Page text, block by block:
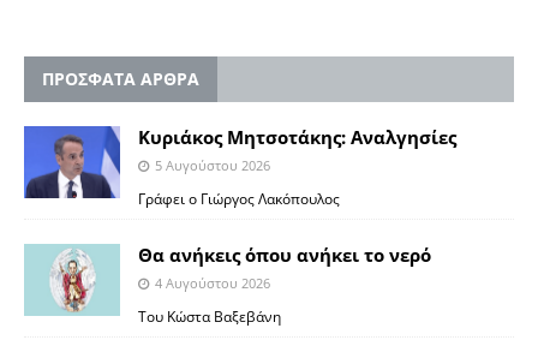
ΠΡΟΣΦΑΤΑ ΑΡΘΡΑ
Κυριάκος Μητσοτάκης: Αναλγησίες
5 Αυγούστου 2026
Γράφει ο Γιώργος Λακόπουλος
Θα ανήκεις όπου ανήκει το νερό
4 Αυγούστου 2026
Του Κώστα Βαξεβάνη